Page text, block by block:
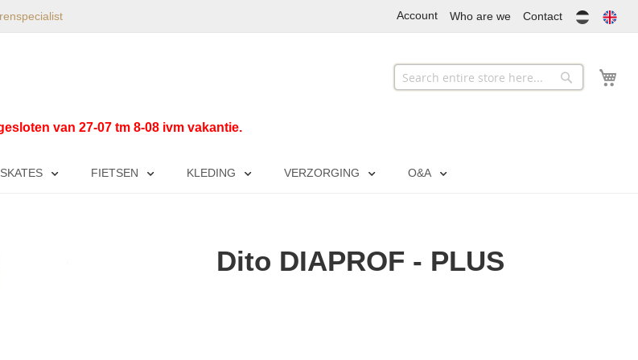
Account Who are we Contact
Search
van 27-07 tm 8-08 ivm vakantie.
FIETSEN KLEDING VERZORGING O&A
Dito DIAPROF - PLUS